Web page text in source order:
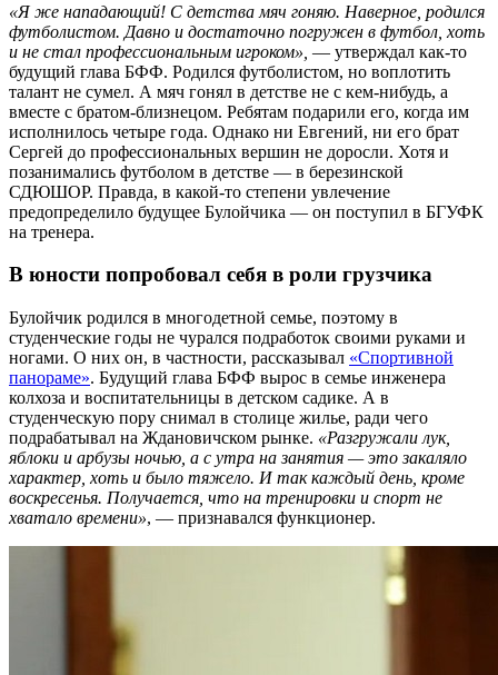
«Я же нападающий! С детства мяч гоняю. Наверное, родился
футболистом. Давно и достаточно погружен в футбол, хоть
и не стал профессиональным игроком», — утверждал как-то
будущий глава БФФ. Родился футболистом, но воплотить
талант не сумел. А мяч гонял в детстве не с кем-нибудь, а
вместе с братом-близнецом. Ребятам подарили его, когда им
исполнилось четыре года. Однако ни Евгений, ни его брат
Сергей до профессиональных вершин не доросли. Хотя и
позанимались футболом в детстве — в березинской
СДЮШОР. Правда, в какой-то степени увлечение
предопределило будущее Булойчика — он поступил в БГУФК
на тренера.
В юности попробовал себя в роли грузчика
Булойчик родился в многодетной семье, поэтому в
студенческие годы не чурался подработок своими руками и
ногами. О них он, в частности, рассказывал «Спортивной
панораме». Будущий глава БФФ вырос в семье инженера
колхоза и воспитательницы в детском садике. А в
студенческую пору снимал в столице жилье, ради чего
подрабатывал на Ждановичском рынке. «Разгружали лук,
яблоки и арбузы ночью, а с утра на занятия — это закаляло
характер, хоть и было тяжело. И так каждый день, кроме
воскресенья. Получается, что на тренировки и спорт не
хватало времени», — признавался функционер.